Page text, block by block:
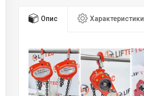
Опис Характеристики